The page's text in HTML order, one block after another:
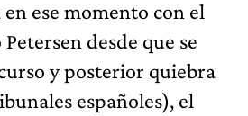
ese momento con el
desde que se
y posterior quiebra
españoles), el